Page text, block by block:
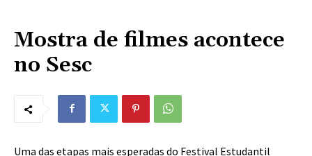
Mostra de filmes acontece
no Sesc
Uma das etapas mais esperadas do Festival Estudantil